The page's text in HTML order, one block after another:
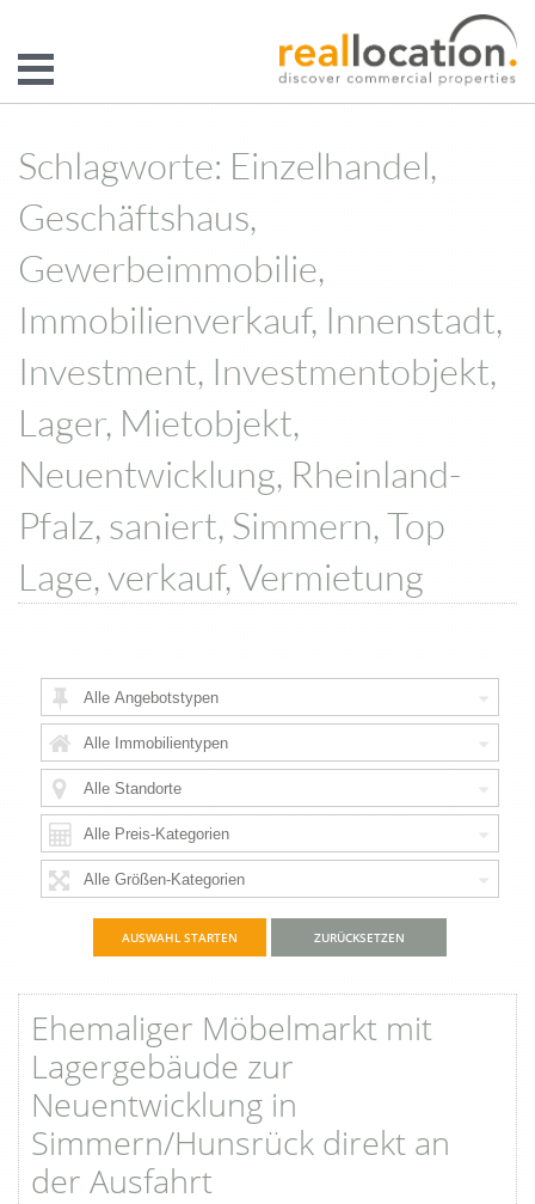
Schlagworte: Einzelhandel,
Geschäftshaus,
Gewerbeimmobilie,
Immobilienverkauf, Innenstadt,
Investment, Investmentobjekt,
Lager, Mietobjekt,
Neuentwicklung, Rheinland-
Pfalz, saniert, Simmern, Top
Lage, verkauf, Vermietung
ZURÜCKSETZEN
Ehemaliger Möbelmarkt mit
Lagergebäude zur
Neuentwicklung in
Simmern/Hunsrück direkt an
der Ausfahrt